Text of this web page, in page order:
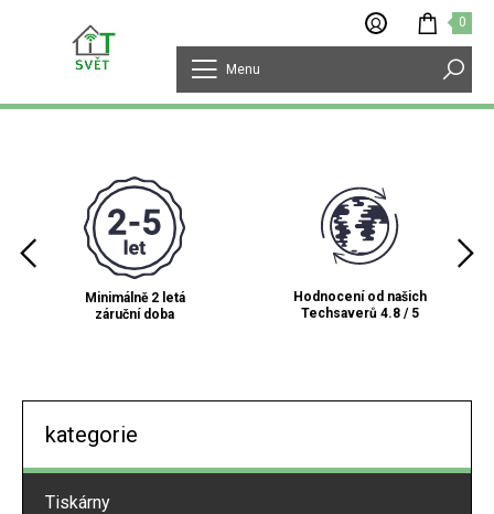
0
Menu
Minimálně 2 letá
záruční doba
Hodnocení od našich
Techsaverů 4.8 / 5
kategorie
Tiskárny